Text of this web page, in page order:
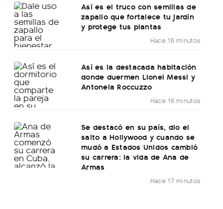
Así es el truco con semillas de
zapallo que fortalece tu jardín
y protege tus plantas
Hace 15 minutos
Así es la destacada habitación
donde duermen Lionel Messi y
Antonela Roccuzzo
Hace 16 minutos
Se destacó en su país, dio el
salto a Hollywood y cuando se
mudó a Estados Unidos cambió
su carrera: la vida de Ana de
Armas
Hace 17 minutos